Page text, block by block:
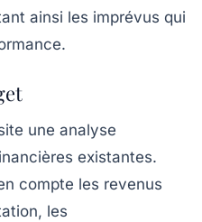
ainsi les imprévus qui
une analyse
existantes.
compte les revenus
les